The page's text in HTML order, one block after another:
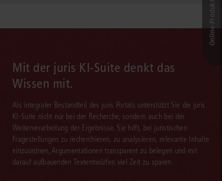
Mit der juris KI-Suite denkt das
Wissen mit.
Als integraler Bestandteil des juris Portals unterstützt Sie die juris
KI-Suite nicht nur bei der Recherche, sondern auch bei der
Weiterverarbeitung der Ergebnisse. Sie hilft, bei juristischen
Fragestellungen zu recherchieren, zu analysieren, relevante Inhalte
einzuordnen, Argumentationen transparent zu belegen und mit
darauf aufbauenden Textentwürfen viel Zeit zu sparen.